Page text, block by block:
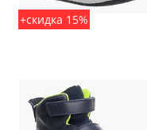
+скидка 15%